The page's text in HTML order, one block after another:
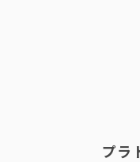
プラ